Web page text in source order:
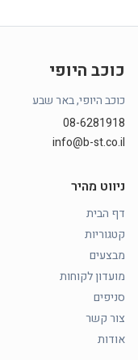
כוכב היופי
כוכב היופי, באר שבע
08-6281918
info@b-st.co.il
ניווט מהיר
דף הבית
קטגוריות
מבצעים
מועדון לקוחות
סניפים
צור קשר
אודות